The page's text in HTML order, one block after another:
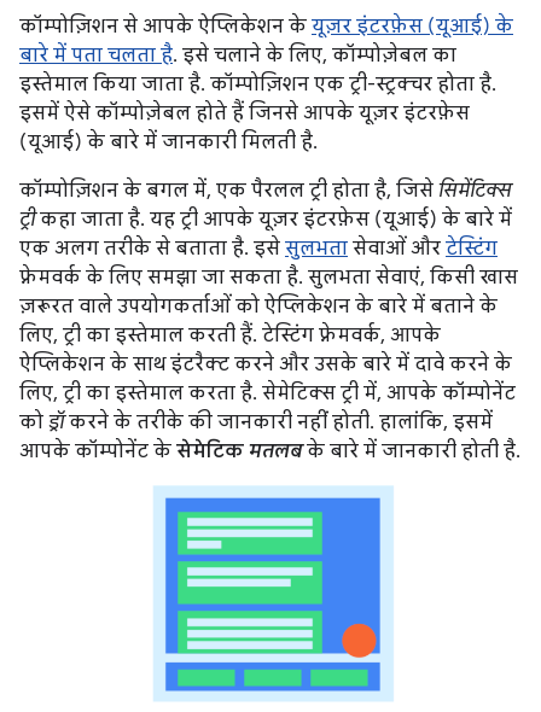
कॉम्पोज़िशन से आपके ऐप्लिकेशन के यूज़र इंटरफ़ेस (यूआई) के
बारे में पता चलता है. इसे चलाने के लिए, कॉम्पोज़ेबल का
इस्तेमाल किया जाता है. कॉम्पोज़िशन एक ट्री-स्ट्रक्चर होता है.
इसमें ऐसे कॉम्पोज़ेबल होते हैं जिनसे आपके यूज़र इंटरफ़ेस
(यूआई) के बारे में जानकारी मिलती है.
कॉम्पोज़िशन के बगल में, एक पैरलल ट्री होता है, जिसे सिमेंटिक्स
ट्रीकहा जाता है. यह ट्री आपके यूज़र इंटरफ़ेस (यूआई) के बारे में
एक अलग तरीके से बताता है. इसे सुलभता सेवाओं और टेस्टिंग
फ़्रेमवर्क के लिए समझा जा सकता है. सुलभता सेवाएं, किसी खास
ज़रूरत वाले उपयोगकर्ताओं को ऐप्लिकेशन के बारे में बताने के
लिए, ट्री का इस्तेमाल करती हैं. टेस्टिंग फ़्रेमवर्क, आपके
ऐप्लिकेशन के साथ इंटरैक्ट करने और उसके बारे में दावे करने के
लिए, ट्री का इस्तेमाल करता है. सेमेटिक्स ट्री में, आपके कॉम्पोनेंट
को ड्रॉकरने के तरीके की जानकारी नहीं होती. हालांकि, इसमें
आपके कॉम्पोनेंट के सेमेटिक मतलबके बारे में जानकारी होती है.